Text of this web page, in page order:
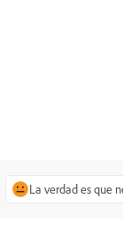
La verdad es que